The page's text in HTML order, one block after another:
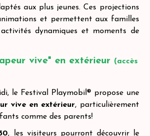
aux plus jeunes. Ces projections
et permettent aux familles
dynamiques et moments de
vive" en extérieur (accès
le Festival Playmobil® propose une
vive en extérieur, particulièrement
comme des parents!
, les visiteurs pourront découvrir le